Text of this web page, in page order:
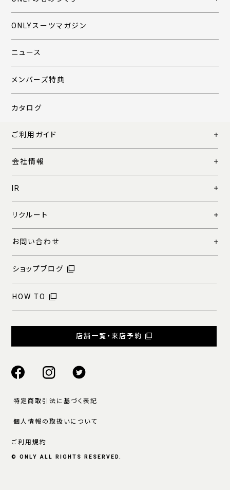
ONLYスーツマガジン
ニュース
メンバーズ特典
カタログ
ご利用ガイド
会社情報
IR
リクルート
お問い合わせ
ショップブログ
HOW TO
店舗一覧・来店予約
特定商取引法に基づく表記
個人情報の取扱いについて
ご利用規約
© ONLY ALL RIGHTS RESERVED.